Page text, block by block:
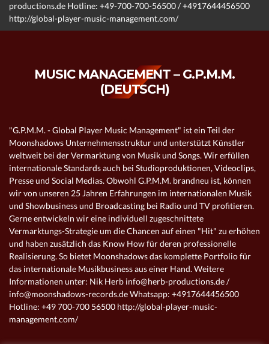
productions.de Hotline: +49-700-700-56500 / +4917644456500
http://global-player-music-management.com/
MUSIC MANAGEMENT – G.P.M.M.
(DEUTSCH)
"G.P.M.M. - Global Player Music Management" ist ein Teil der
Moonshadows Unternehmensstruktur und unterstützt Künstler
weltweit bei der Vermarktung von Musik und Songs. Wir erfüllen
internationale Standards auch bei Studioproduktionen, Videoclips,
Presse und Social Medias. Obwohl G.P.M.M. brandneu ist, können
wir von unseren 25 Jahren Erfahrungen im internationalen Musik
und Showbusiness und Broadcasting bei Radio und TV profitieren.
Gerne entwickeln wir eine individuell zugeschnittete
Vermarktungs-Strategie um die Chancen auf einen "Hit" zu erhöhen
und haben zusätzlich das Know How für deren professionelle
Realisierung. So bietet Moonshadows das komplette Portfolio für
das internationale Musikbusiness aus einer Hand. Weitere
Informationen unter: Nik Herb info@herb-productions.de /
info@moonshadows-records.de Whatsapp: +4917644456500
Hotline: +49 700-700 56500 http://global-player-music-
management.com/